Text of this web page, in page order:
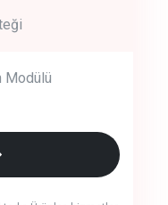
Modülü